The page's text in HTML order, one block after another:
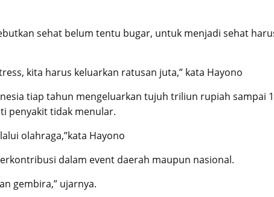
sehat belum tentu bugar, untuk menjadi sehat
kita harus keluarkan ratusan juta,” kata Hayono
tiap tahun mengeluarkan tujuh triliun rupiah sampai
penyakit tidak menular.
olahraga,”kata Hayono
dalam event daerah maupun nasional.
gembira,” ujarnya.